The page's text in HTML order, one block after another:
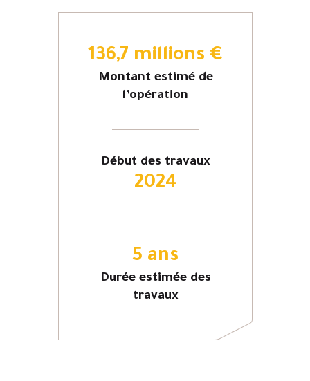
136,7 millions €
Montant estimé de
l’opération
2024
Début des travaux
5 ans
Durée estimée des
travaux